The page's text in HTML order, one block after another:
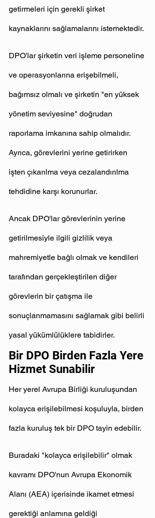
getirmeleri için gerekli şirket
kaynaklarını sağlamalarını istemektedir.
DPO'lar şirketin veri işleme personeline
ve operasyonlarına erişebilmeli,
bağımsız olmalı ve şirketin "en yüksek
yönetim seviyesine" doğrudan
raporlama imkanına sahip olmalıdır.
Ayrıca, görevlerini yerine getirirken
işten çıkarılma veya cezalandırılma
tehdidine karşı korunurlar.
Ancak DPO'lar görevlerinin yerine
getirilmesiyle ilgili gizlilik veya
mahremiyetle bağlı olmak ve kendileri
tarafından gerçekleştirilen diğer
görevlerin bir çatışma ile
sonuçlanmamasını sağlamak gibi belirli
yasal yükümlülüklere tabidirler.
Bir DPO Birden Fazla Yere
Hizmet Sunabilir
Her yerel Avrupa Birliği kuruluşundan
kolayca erişilebilmesi koşuluyla, birden
fazla kuruluş tek bir DPO tayin edebilir.
Buradaki "kolayca erişilebilir" olmak
kavramı DPO'nun Avrupa Ekonomik
Alanı (AEA) içerisinde ikamet etmesi
gerektiği anlamına geldiği